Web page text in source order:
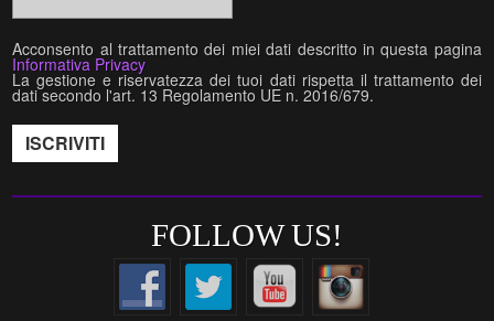
Acconsento al trattamento dei miei dati descritto in questa pagina
Informativa Privacy
La gestione e riservatezza dei tuoi dati rispetta il trattamento dei
dati secondo l'art. 13 Regolamento UE n. 2016/679.
FOLLOW US!